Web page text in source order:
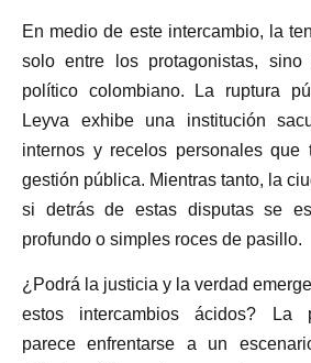
En medio de este intercambio, la
solo entre los protagonistas,
político colombiano. La ruptura
Leyva exhibe una institución
internos y recelos personales que
gestión pública. Mientras tanto, la
si detrás de estas disputas se
profundo o simples roces de pasillo.
¿Podrá la justicia y la verdad
estos intercambios ácidos? La
parece enfrentarse a un